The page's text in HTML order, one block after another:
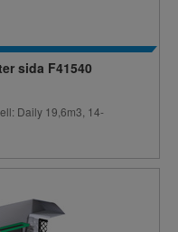
sida F41540
Daily 19,6m3, 14-